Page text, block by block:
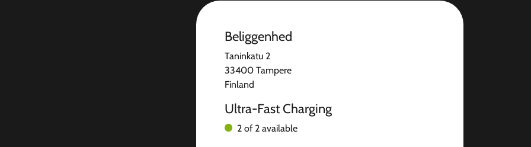
Beliggenhed
Taninkatu 2
33400 Tampere
Finland
Ultra-Fast Charging
2 of 2 available